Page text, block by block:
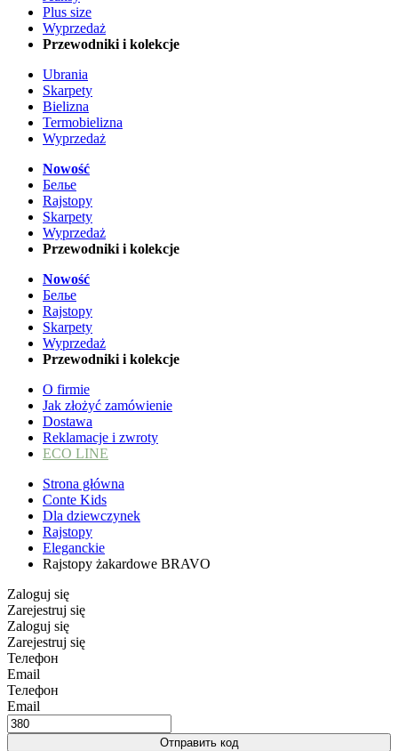
Plus size
Wyprzedaż
Przewodniki i kolekcje
Ubrania
Skarpety
Bielizna
Termobielizna
Wyprzedaż
Nowość
Белье
Rajstopy
Skarpety
Wyprzedaż
Przewodniki i kolekcje
Nowość
Белье
Rajstopy
Skarpety
Wyprzedaż
Przewodniki i kolekcje
O firmie
Jak złożyć zamówienie
Dostawa
Reklamacje i zwroty
ECO LINE
Strona główna
Conte Kids
Dla dziewczynek
Rajstopy
Eleganckie
Rajstopy żakardowe BRAVO
Zaloguj się
Zarejestruj się
Zaloguj się
Zarejestruj się
Телефон
Email
Телефон
Email
Отправить код